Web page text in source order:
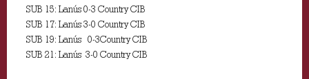
SUB 15: Lanús 0-3 Country CIB
SUB 17: Lanús 3-0 Country CIB
SUB 19: Lanús 0-3Country CIB
SUB 21: Lanús 3-0 Country CIB